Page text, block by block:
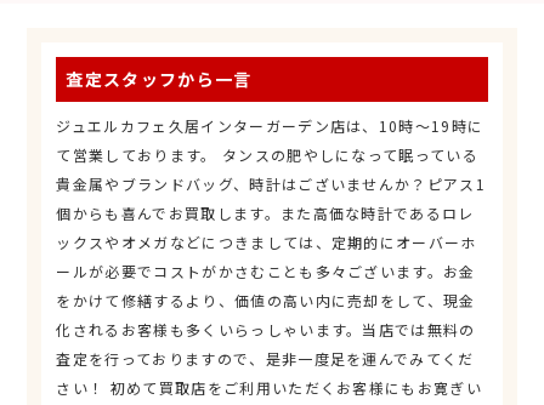
査定スタッフから一言
ジュエルカフェ久居インターガーデン店は、10時～19時に
て営業しております。 タンスの肥やしになって眠っている
貴金属やブランドバッグ、時計はございませんか？ピアス1
個からも喜んでお買取します。また高価な時計であるロレ
ックスやオメガなどにつきましては、定期的にオーバーホ
ールが必要でコストがかさむことも多々ございます。お金
をかけて修繕するより、価値の高い内に売却をして、現金
化されるお客様も多くいらっしゃいます。当店では無料の
査定を行っておりますので、是非一度足を運んでみてくだ
さい！ 初めて買取店をご利用いただくお客様にもお寛ぎい